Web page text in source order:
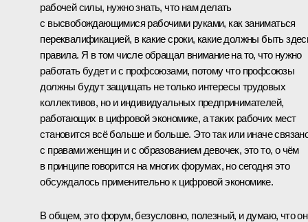
рабочей силы, нужно знать, что нам делать
с высвобождающимися рабочими руками, как заниматься
переквалификацией, в какие сроки, какие должны быть
правила. Я в том числе обращал внимание на то, что нужно
работать будет и с профсоюзами, потому что профсоюзы
должны будут защищать не только интересы трудовых
коллективов, но и индивидуальных предпринимателей,
работающих в цифровой экономике, а таких рабочих мест
становится всё больше и больше. Это так или иначе
с правами женщин и с образованием девочек, это то, о чём
в принципе говорится на многих форумах, но сегодня это
обсуждалось применительно к цифровой экономике.
В общем, это форум, безусловно, полезный, и думаю, что он